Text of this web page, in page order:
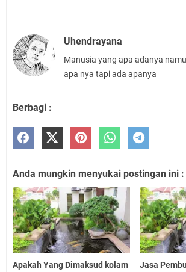
Uhendrayana
Manusia yang apa adanya
apa nya tapi ada apanya
Berbagi :
Anda mungkin menyukai postingan ini :
Apakah Yang Dimaksud kolam
Jasa